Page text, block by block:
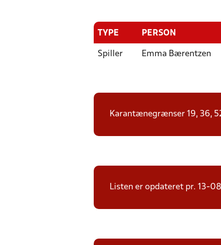
TYPE PERSON
Spiller Emma Bærentzen
Karantænegrænser 19, 36,
Listen er opdateret pr. 13-